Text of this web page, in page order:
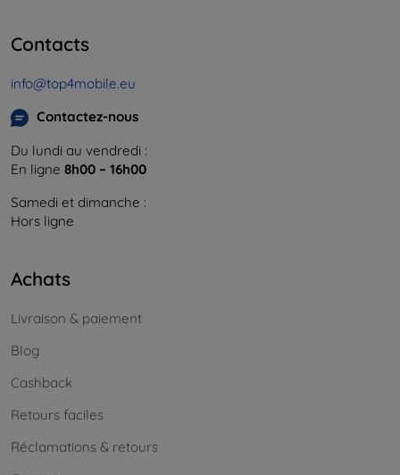
Contacts
info@top4mobile.eu
Contactez-nous
Du lundi au vendredi :
En ligne 8h00 – 16h00
Samedi et dimanche :
Hors ligne
Achats
Livraison & paiement
Blog
Cashback
Retours faciles
Réclamations & retours